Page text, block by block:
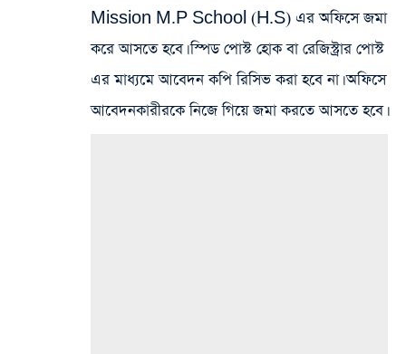
Mission M.P School (H.S) এর অফিসে জমা
করে আসতে হবে। স্পিড পোস্ট হোক বা রেজিস্ট্রার পোস্ট
এর মাধ্যমে আবেদন কপি রিসিভ করা হবে না। অফিসে
আবেদনকারীরকে নিজে গিয়ে জমা করতে আসতে হবে।